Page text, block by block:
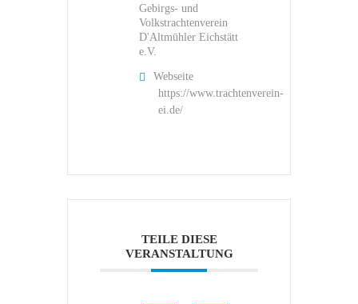
Gebirgs- und
Volkstrachtenverein
D'Altmühler Eichstätt
e.V.
Webseite
https://www.trachtenverein-
ei.de/
TEILE DIESE
VERANSTALTUNG